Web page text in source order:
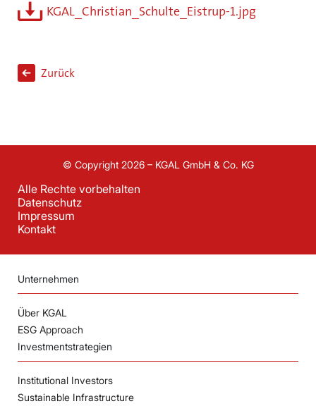
KGAL_Christian_Schulte_Eistrup-1.jpg
Zurück
© Copyright 2026 – KGAL GmbH & Co. KG
Alle Rechte vorbehalten
Datenschutz
Impressum
Kontakt
Unternehmen
Über KGAL
ESG Approach
Investmentstrategien
Institutional Investors
Sustainable Infrastructure